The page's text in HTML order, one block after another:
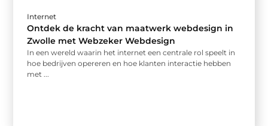
Internet
Ontdek de kracht van maatwerk webdesign in
Zwolle met Webzeker Webdesign
In een wereld waarin het internet een centrale rol speelt in
hoe bedrijven opereren en hoe klanten interactie hebben
met ...